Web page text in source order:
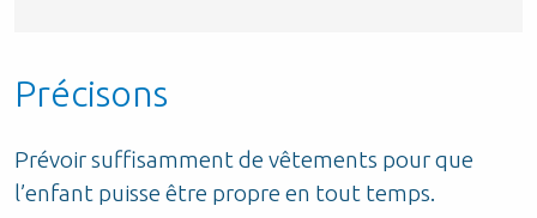
Précisons
Prévoir suffisamment de vêtements pour que
l’enfant puisse être propre en tout temps.